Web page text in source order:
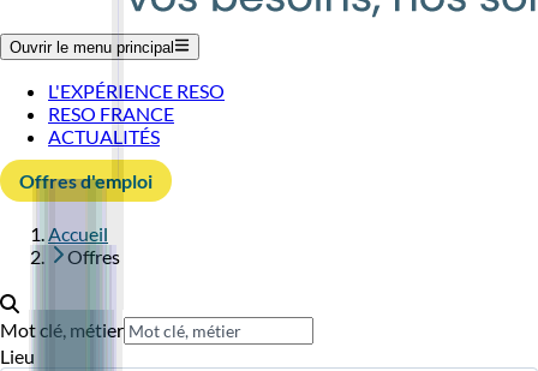
Ouvrir le menu principal
L'EXPÉRIENCE RESO
RESO FRANCE
ACTUALITÉS
Offres d'emploi
Accueil
Offres
Mot clé, métier
Lieu